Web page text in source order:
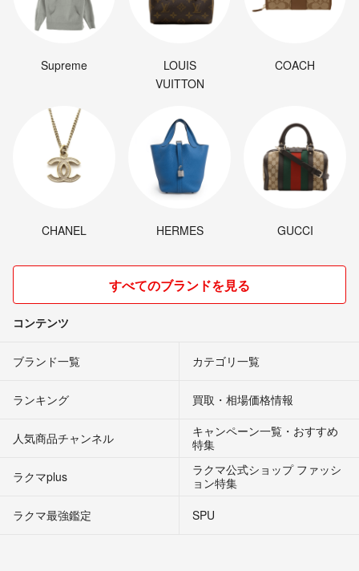
Supreme
LOUIS
VUITTON
COACH
CHANEL HERMES GUCCI
すべてのブランドを見る
コンテンツ
ブランド一覧 カテゴリ一覧
ランキング 買取・相場価格情報
人気商品チャンネル
キャンペーン一覧・おすすめ
特集
ラクマplus
ラクマ公式ショップ ファッシ
ョン特集
ラクマ最強鑑定
SPU